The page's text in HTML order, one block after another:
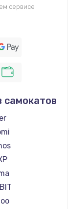
сервисе
самокатов